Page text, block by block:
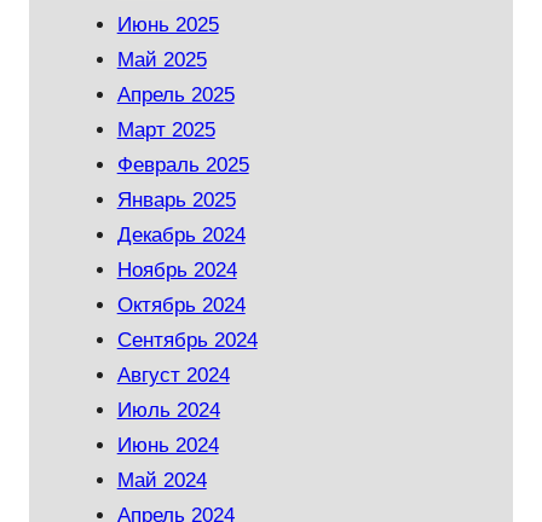
Июнь 2025
Май 2025
Апрель 2025
Март 2025
Февраль 2025
Январь 2025
Декабрь 2024
Ноябрь 2024
Октябрь 2024
Сентябрь 2024
Август 2024
Июль 2024
Июнь 2024
Май 2024
Апрель 2024